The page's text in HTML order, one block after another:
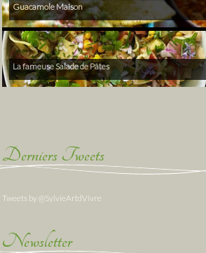
Guacamole Maison
La fameuse Salade de Pâtes
Derniers Tweets
Tweets by @SylvieArtdVivre
Newsletter